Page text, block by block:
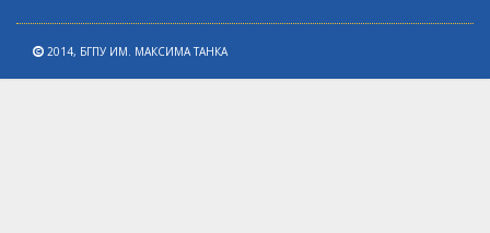
2014, БГПУ ИМ. МАКСИМА ТАНКА